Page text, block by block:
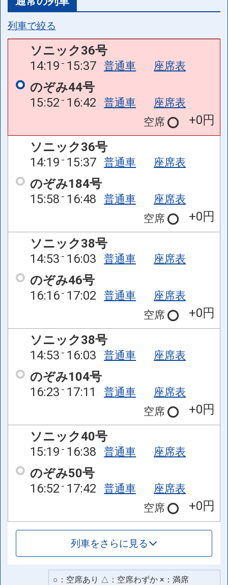
列車で絞る
ソニック36号
14:19 15:37 普通車 座席表
のぞみ44号
15:52 16:42 普通車
座席表
空席
+0円
ソニック36号
14:19 15:37 普通車 座席表
のぞみ184号
15:58 16:48 普通車
座席表
空席
+0円
ソニック38号
14:53 16:03 普通車 座席表
のぞみ46号
16:16 17:02 普通車
座席表
空席
+0円
ソニック38号
14:53 16:03 普通車 座席表
のぞみ104号
16:23 17:11 普通車
座席表
空席
+0円
ソニック40号
15:19 16:38 普通車 座席表
のぞみ50号
16:52 17:42 普通車
座席表
空席
+0円
列車をさらに見る
○：空席あり △：空席わずか ×：満席